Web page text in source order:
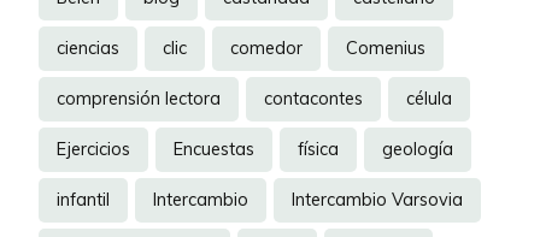
ciencias clic comedor Comenius
comprensión lectora contacontes célula
Ejercicios Encuestas física geología
infantil Intercambio Intercambio Varsovia